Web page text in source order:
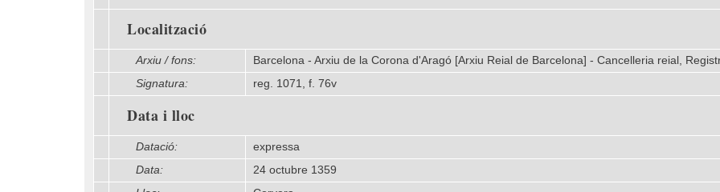
Localització
Arxiu / fons:
Barcelona - Arxiu de la Corona d'Aragó [Arxiu Reial de Barcelona] - Cancelleria reial,
Signatura:
reg. 1071, f. 76v
Data i lloc
Datació:
expressa
Data:
24 octubre 1359